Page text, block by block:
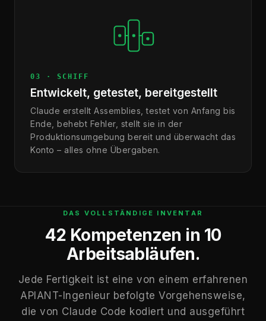
03 · SCHIFF
Entwickelt, getestet, bereitgestellt
Claude erstellt Assemblies, testet von Anfang bis
Ende, behebt Fehler, stellt sie in der
Produktionsumgebung bereit und überwacht das
Konto – alles ohne Übergaben.
DAS VOLLSTÄNDIGE INVENTAR
42 Kompetenzen in 10
Arbeitsabläufen.
Jede Fertigkeit ist eine von einem erfahrenen
APIANT-Ingenieur befolgte Vorgehensweise,
die von Claude Code kodiert und ausgeführt